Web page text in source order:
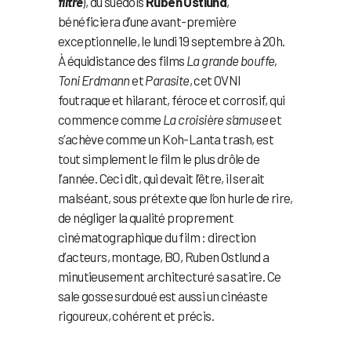
bénéficiera d’une avant-première
exceptionnelle, le lundi 19 septembre à 20h.
À équidistance des films La grande bouffe,
Toni ErdmannetParasite, cet OVNI
foutraque et hilarant, féroce et corrosif, qui
commence comme La croisière s’amuseet
s’achève comme un Koh-Lanta trash, est
tout simplement le film le plus drôle de
l’année. Ceci dit, qui devait l’être, il serait
malséant, sous prétexte que l’on hurle de rire,
de négliger la qualité proprement
cinématographique du film : direction
d’acteurs, montage, BO, Ruben Ostlund a
minutieusement architecturé sa satire. Ce
sale gosse surdoué est aussi un cinéaste
rigoureux, cohérent et précis.